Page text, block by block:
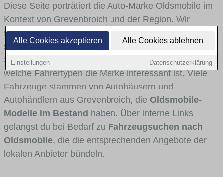
Alle Cookies akzeptieren Alle Cookies ablehnen
Einstellungen Datenschutzerklärung
Diese Seite porträtiert die Auto-Marke Oldsmobile im
Kontext von Grevenbroich und der Region. Wir
skizzieren, in welchen Fahrzeugklassen Oldsmobile
stark vertreten ist, welche Modellreihen häufig im
Stadt- und Umlandverkehr zu sehen sind und für
welche Fahrertypen die Marke interessant ist. Viele
Fahrzeuge stammen von Autohäusern und
Autohändlern aus Grevenbroich, die Oldsmobile-
Modelle im Bestand haben. Über interne Links
gelangst du bei Bedarf zu Fahrzeugsuchen nach
Oldsmobile, die die entsprechenden Angebote der
lokalen Anbieter bündeln.